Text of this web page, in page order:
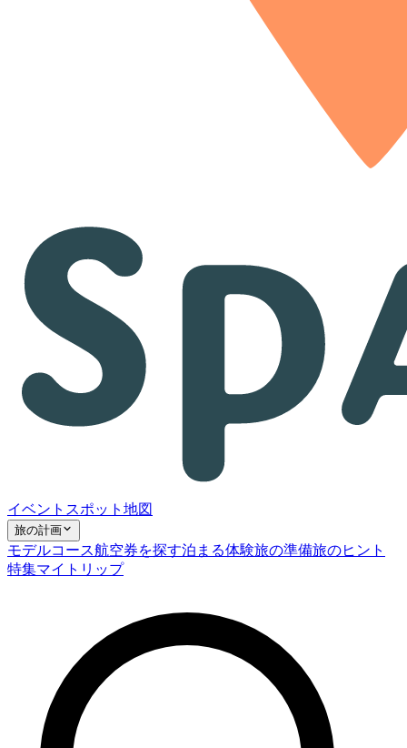
イベント スポット 地図
旅の計画
モデルコース航空券を探す泊まる体験旅の準備旅のヒント
特集マイトリップ